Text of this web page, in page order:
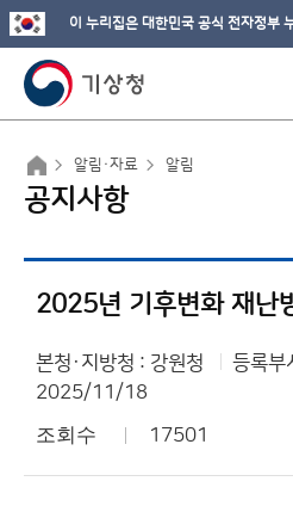
이 누리집은 대한민국 공식 전자정부
알림·자료 알림
공지사항
2025년 기후변화 재난
본청·지방청 : 강원청
등록부
2025/11/18
조회수 17501